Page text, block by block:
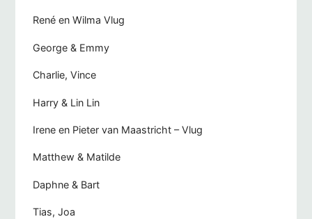
René en Wilma Vlug
George & Emmy
Charlie, Vince
Harry & Lin Lin
Irene en Pieter van Maastricht – Vlug
Matthew & Matilde
Daphne & Bart
Tias, Joa